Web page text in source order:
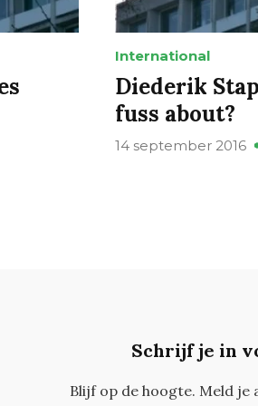
International
Diederik
fuss about?
14 september 2016
Schrijf je in
Blijf op de hoogte. Meld je